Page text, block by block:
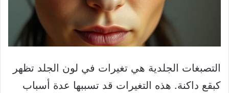
التصبغات الجلدية هي تغيرات في لون الجلد تظهر
كبقع داكنة. هذه التغيرات قد تسببها عدة أسباب